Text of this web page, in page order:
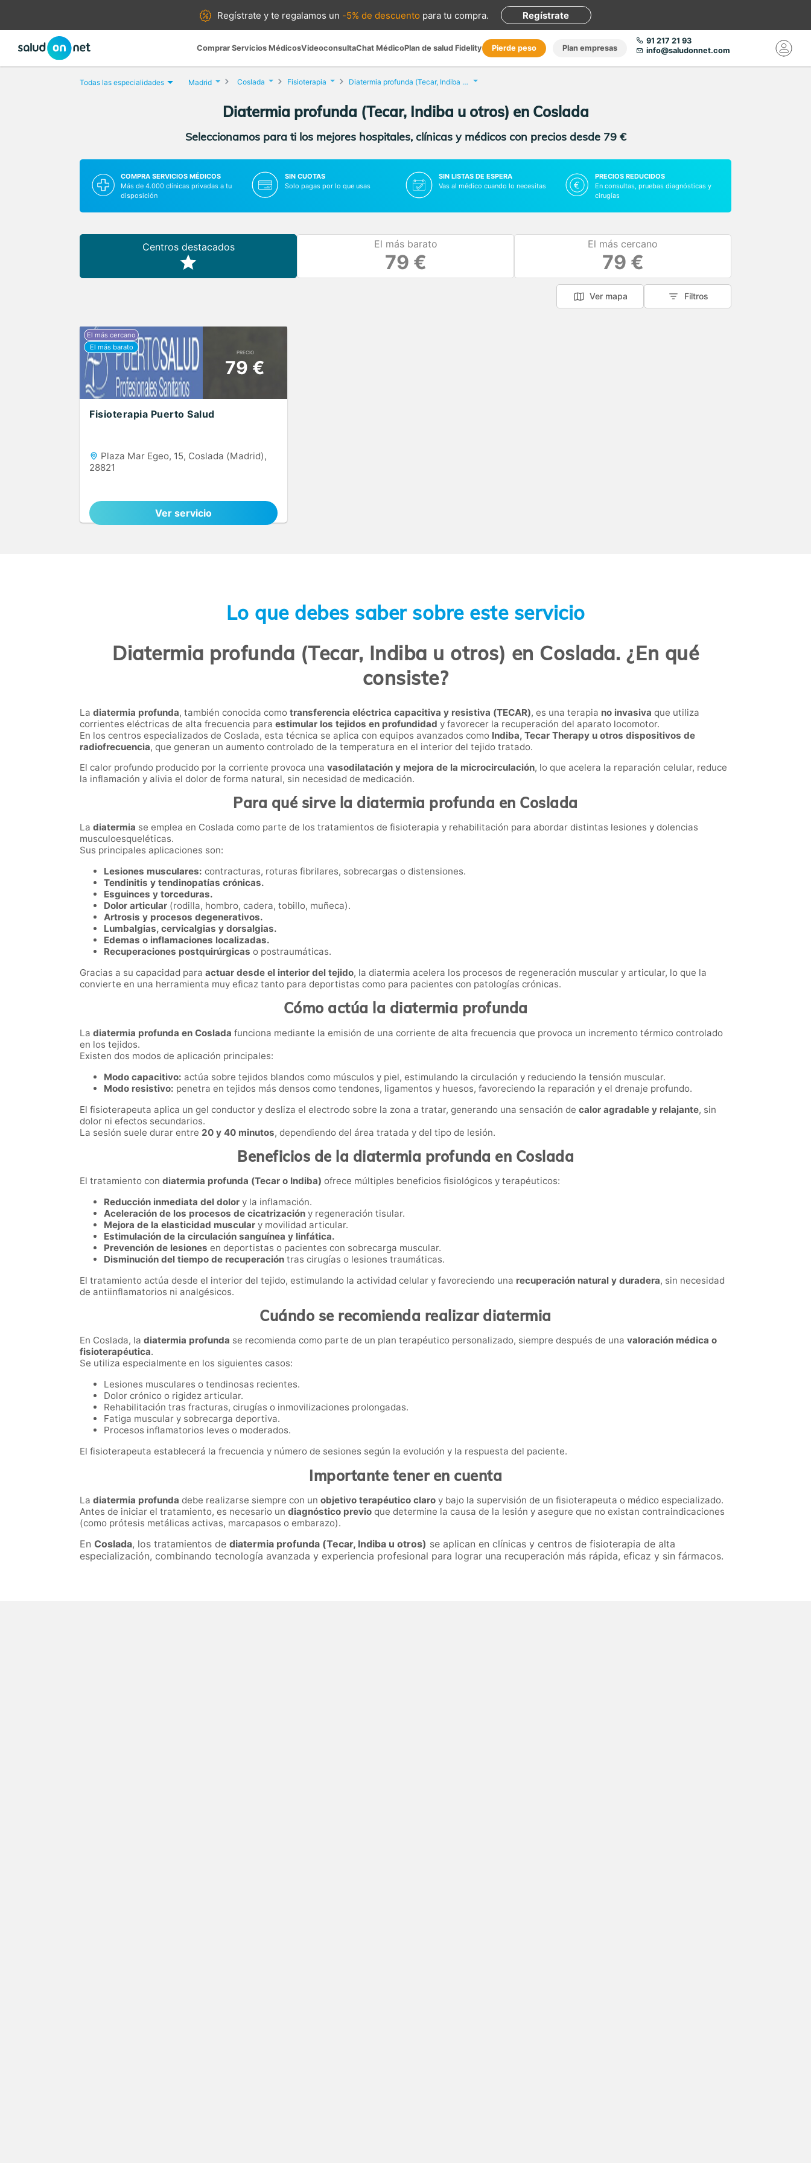
Regístrate yte regalamos un -5% de descuento para tu compra. Regístrate
Comprar Servicios MédicosVideoconsultaChat MédicoPlan de salud Fidelity Pierde peso Plan empresas
91 217 21 93
info@saludonnet.com
Todas las especialidades Madrid Coslada Fisioterapia Diatermia profunda (Tecar, Indiba u otros)
Diatermia profunda (Tecar, Indiba u otros) en Coslada
Seleccionamos para ti los mejores hospitales, clínicas y médicos con precios desde 79 €
COMPRA SERVICIOS MÉDICOS
Más de 4.000 clínicas privadas a tu
disposición
SIN CUOTAS
Solo pagas por lo que usas
SIN LISTAS DE ESPERA
Vas al médico cuando lo necesitas
PRECIOS REDUCIDOS
En consultas, pruebas diagnósticas y
cirugías
Centros destacados El más barato
79 €
El más cercano
79 €
Ver mapa Filtros
PRECIO
79 €
Fisioterapia Puerto Salud
Plaza Mar Egeo, 15, Coslada (Madrid),
28821
Ver servicio
Lo que debes saber sobre este servicio
Diatermia profunda (Tecar, Indiba u otros) en Coslada. ¿En qué
consiste?
La diatermia profunda, también conocida como transferencia eléctrica capacitiva y resistiva (TECAR), es una terapia no invasiva que utiliza
corrientes eléctricas de alta frecuencia para estimular los tejidos en profundidad y favorecer la recuperación del aparato locomotor.
En los centros especializados de Coslada, esta técnica se aplica con equipos avanzados como Indiba, Tecar Therapy u otros dispositivos de
radiofrecuencia, que generan un aumento controlado de la temperatura en el interior del tejido tratado.
El calor profundo producido por la corriente provoca una vasodilatación y mejora de la microcirculación, lo que acelera la reparación celular, reduce
la inflamación y alivia el dolor de forma natural, sin necesidad de medicación.
Para qué sirve la diatermia profunda en Coslada
La diatermia se emplea en Coslada como parte de los tratamientos de fisioterapia y rehabilitación para abordar distintas lesiones y dolencias
musculoesqueléticas.
Sus principales aplicaciones son:
Lesiones musculares: contracturas, roturas fibrilares, sobrecargas o distensiones.
Tendinitis y tendinopatías crónicas.
Esguinces y torceduras.
Dolor articular (rodilla, hombro, cadera, tobillo, muñeca).
Artrosis y procesos degenerativos.
Lumbalgias, cervicalgias y dorsalgias.
Edemas o inflamaciones localizadas.
Recuperaciones postquirúrgicas o postraumáticas.
Gracias a su capacidad para actuar desde el interior del tejido, la diatermia acelera los procesos de regeneración muscular y articular, lo que la
convierte en una herramienta muy eficaz tanto para deportistas como para pacientes con patologías crónicas.
Cómo actúa la diatermia profunda
La diatermia profunda en Coslada funciona mediante la emisión de una corriente de alta frecuencia que provoca un incremento térmico controlado
en los tejidos.
Existen dos modos de aplicación principales:
Modo capacitivo: actúa sobre tejidos blandos como músculos y piel, estimulando la circulación y reduciendo la tensión muscular.
Modo resistivo: penetra en tejidos más densos como tendones, ligamentos y huesos, favoreciendo la reparación y el drenaje profundo.
El fisioterapeuta aplica un gel conductor y desliza el electrodo sobre la zona a tratar, generando una sensación de calor agradable y relajante, sin
dolor ni efectos secundarios.
La sesión suele durar entre 20 y 40 minutos, dependiendo del área tratada y del tipo de lesión.
Beneficios de la diatermia profunda en Coslada
El tratamiento con diatermia profunda (Tecar o Indiba) ofrece múltiples beneficios fisiológicos y terapéuticos:
Reducción inmediata del dolor y la inflamación.
Aceleración de los procesos de cicatrización y regeneración tisular.
Mejora de la elasticidad muscular y movilidad articular.
Estimulación de la circulación sanguínea y linfática.
Prevención de lesiones en deportistas o pacientes con sobrecarga muscular.
Disminución del tiempo de recuperación tras cirugías o lesiones traumáticas.
El tratamiento actúa desde el interior del tejido, estimulando la actividad celular y favoreciendo una recuperación natural y duradera, sin necesidad
de antiinflamatorios ni analgésicos.
Cuándo se recomienda realizar diatermia
En Coslada, la diatermia profunda se recomienda como parte de un plan terapéutico personalizado, siempre después de una valoración médica o
fisioterapéutica.
Se utiliza especialmente en los siguientes casos:
Lesiones musculares o tendinosas recientes.
Dolor crónico o rigidez articular.
Rehabilitación tras fracturas, cirugías o inmovilizaciones prolongadas.
Fatiga muscular y sobrecarga deportiva.
Procesos inflamatorios leves o moderados.
El fisioterapeuta establecerá la frecuencia y número de sesiones según la evolución y la respuesta del paciente.
Importante tener en cuenta
La diatermia profunda debe realizarse siempre con un objetivo terapéutico claro y bajo la supervisión de un fisioterapeuta o médico especializado.
Antes de iniciar el tratamiento, es necesario un diagnóstico previo que determine la causa de la lesión y asegure que no existan contraindicaciones
(como prótesis metálicas activas, marcapasos o embarazo).
En Coslada, los tratamientos de diatermia profunda (Tecar, Indiba u otros) se aplican en clínicas y centros de fisioterapia de alta
especialización, combinando tecnología avanzada y experiencia profesional para lograr una recuperación más rápida, eficaz y sin fármacos.